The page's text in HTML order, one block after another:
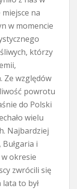
na
w momencie
którzy
Ze względów
powrotu
do Polski
wielu
Najbardziej
i
w okresie
zwrócili się
to był